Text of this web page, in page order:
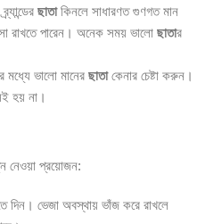
ছাতাকিনলে সাধারণত গুণগত মান
রাখতে পারেন। অনেক সময় ভালো ছাতার
ভালো মানের ছাতাকেনার চেষ্টা করুন।
হয় না।
নেওয়া প্রয়োজন:
দিন। ভেজা অবস্থায় ভাঁজ করে রাখলে